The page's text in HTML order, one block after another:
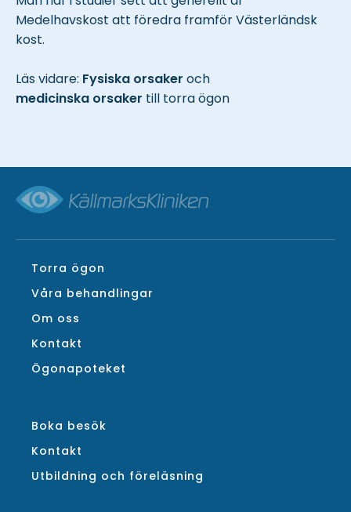
Medelhavskost att föredra framför Västerländsk
kost.
Läs vidare: Fysiska orsaker och
medicinska orsaker till torra ögon
Torra ögon
Våra behandlingar
Om oss
Kontakt
Ögonapoteket
Boka besök
Kontakt
Utbildning och föreläsning